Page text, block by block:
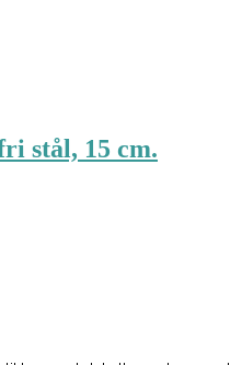
stål, 15 cm.